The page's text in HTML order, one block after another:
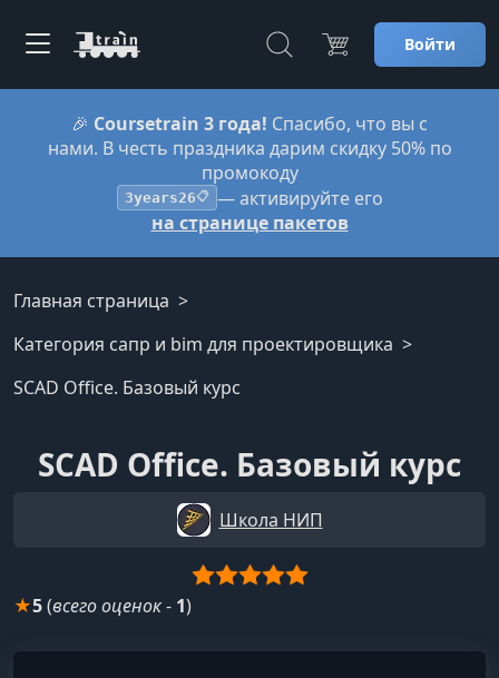
Войти
🎉 Coursetrain 3 года! Спасибо, что вы с
нами. В честь праздника дарим скидку 50% по
промокоду
3years26📋 — активируйте его
на странице пакетов
Главная страница
Категория сапр и bim для проектировщика
SCAD Office. Базовый курс
SCAD Office. Базовый курс
Школа НИП
★5(всего оценок- 1)